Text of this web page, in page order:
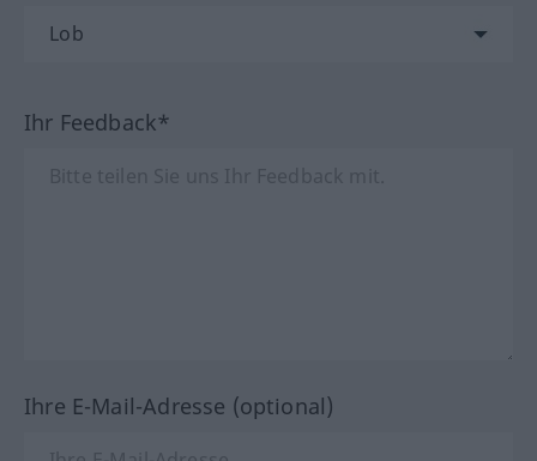
Ihr Feedback*
Ihre E-Mail-Adresse (optional)